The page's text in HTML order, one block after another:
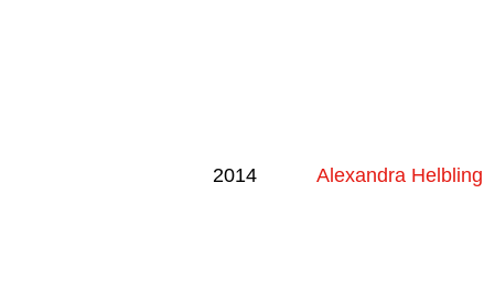
2014 Alexandra Helbling